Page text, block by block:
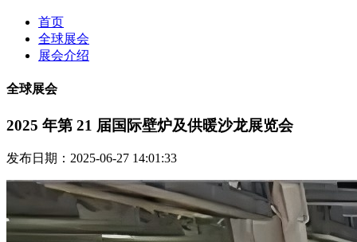
首页
全球展会
展会介绍
全球展会
2025 年第 21 届国际壁炉及供暖沙龙展览会
发布日期：2025-06-27 14:01:33